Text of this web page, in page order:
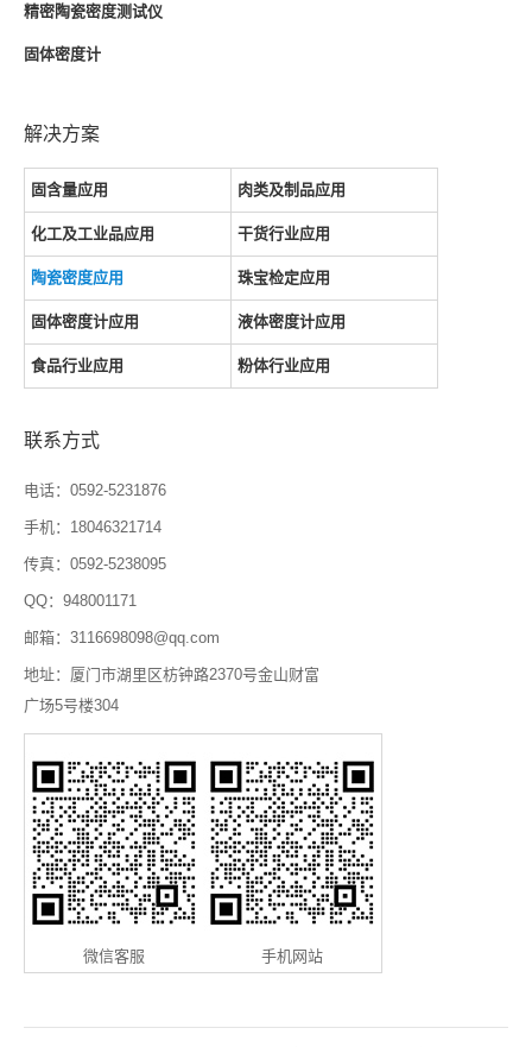
精密陶瓷密度测试仪
固体密度计
解决方案
固含量应用 肉类及制品应用
化工及工业品应用 干货行业应用
陶瓷密度应用 珠宝检定应用
固体密度计应用 液体密度计应用
食品行业应用 粉体行业应用
联系方式
电话：0592-5231876
手机：18046321714
传真：0592-5238095
QQ：948001171
邮箱：3116698098@qq.com
地址：厦门市湖里区枋钟路2370号金山财富
广场5号楼304
微信客服 手机网站